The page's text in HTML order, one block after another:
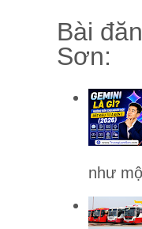
Bài
Sơn:
như